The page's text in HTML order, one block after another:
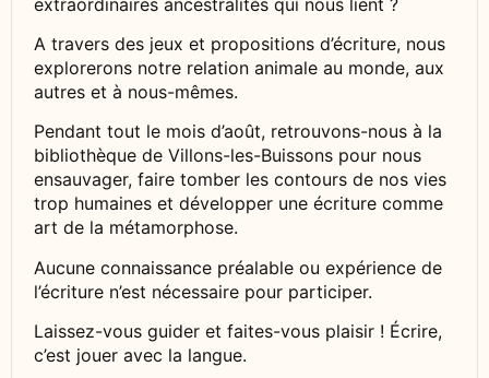
A travers des jeux et propositions d’écriture, nous
explorerons notre relation animale au monde, aux
autres et à nous-mêmes.
Pendant tout le mois d’août, retrouvons-nous à la
bibliothèque de Villons-les-Buissons pour nous
ensauvager, faire tomber les contours de nos vies
trop humaines et développer une écriture comme
art de la métamorphose.
Aucune connaissance préalable ou expérience de
l’écriture n’est nécessaire pour participer.
Laissez-vous guider et faites-vous plaisir ! Écrire,
c’est jouer avec la langue.